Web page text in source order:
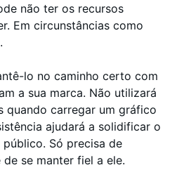
não ter os recursos
Em circunstâncias como
lo no caminho certo com
a sua marca. Não utilizará
quando carregar um gráfico
ajudará a solidificar o
Só precisa de
se manter fiel a ele.